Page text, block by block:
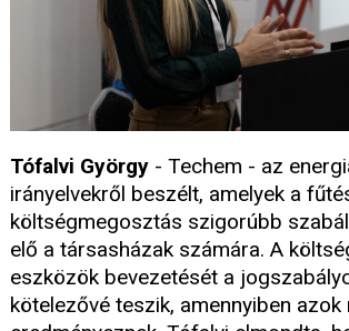
Tófalvi György - Techem - az
irányelvekről beszélt, amelyek a
költségmegosztás szigorúbb
elő a társasházak számára. A
eszközök bevezetését a
kötelezővé teszik, amennyiben